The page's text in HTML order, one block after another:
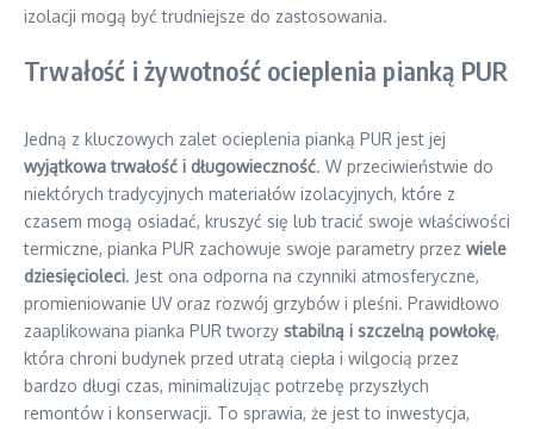
izolacji mogą być trudniejsze do zastosowania.
Trwałość i żywotność ocieplenia pianką PUR
Jedną z kluczowych zalet ocieplenia pianką PUR jest jej
wyjątkowa trwałość i długowieczność. W przeciwieństwie do
niektórych tradycyjnych materiałów izolacyjnych, które z
czasem mogą osiadać, kruszyć się lub tracić swoje właściwości
termiczne, pianka PUR zachowuje swoje parametry przez wiele
dziesięcioleci. Jest ona odporna na czynniki atmosferyczne,
promieniowanie UV oraz rozwój grzybów i pleśni. Prawidłowo
zaaplikowana pianka PUR tworzy stabilną i szczelną powłokę,
która chroni budynek przed utratą ciepła i wilgocią przez
bardzo długi czas, minimalizując potrzebę przyszłych
remontów i konserwacji. To sprawia, że jest to inwestycja,